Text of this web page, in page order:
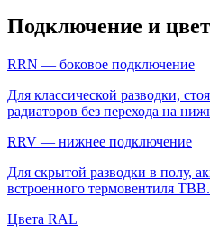
Подключение и цвет
RRN — боковое подключение
Для классической разводки,
радиаторов без перехода на
RRV — нижнее подключение
Для скрытой разводки в полу,
встроенного термовентиля ТВВ.
Цвета RAL